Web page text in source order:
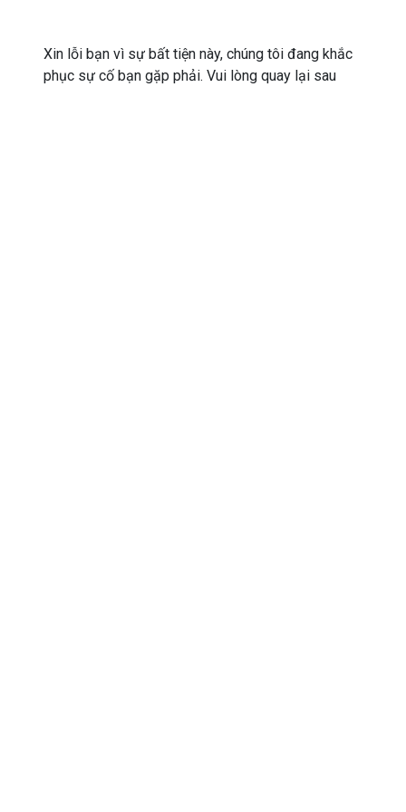
Xin lỗi bạn vì sự bất tiện này, chúng tôi đang khắc
phục sự cố bạn gặp phải. Vui lòng quay lại sau